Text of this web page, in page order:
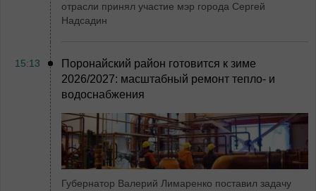
отрасли принял участие мэр города Сергей
Надсадин
15:13
Поронайский район готовится к зиме
2026/2027: масштабный ремонт тепло- и
водоснабжения
Губернатор Валерий Лимаренко поставил задачу